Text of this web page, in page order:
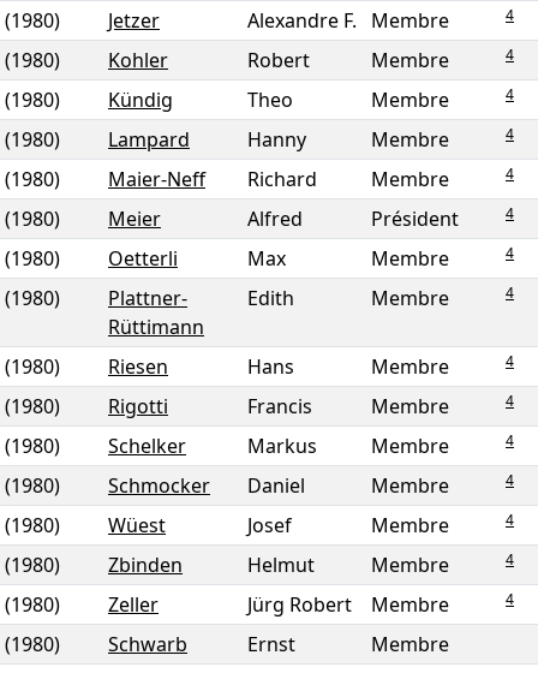
(1980) Jetzer Alexandre F. Membre 4
(1980) Kohler Robert Membre 4
(1980) Kündig Theo Membre 4
(1980) Lampard Hanny Membre 4
(1980) Maier-Neff Richard Membre 4
(1980) Meier Alfred Président 4
(1980) Oetterli Max Membre 4
(1980)
Plattner-
Rüttimann
Edith Membre 4
(1980) Riesen Hans Membre 4
(1980) Rigotti Francis Membre 4
(1980) Schelker Markus Membre 4
(1980) Schmocker Daniel Membre 4
(1980) Wüest Josef Membre 4
(1980) Zbinden Helmut Membre 4
(1980) Zeller Jürg Robert Membre 4
(1980) Schwarb Ernst Membre